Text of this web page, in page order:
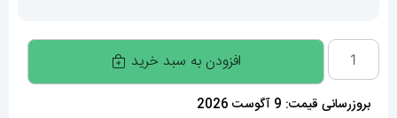
ساعت
زنانه
کارتیه
افزودن به سبد خرید
بروزرسانی قیمت: 9 آگوست 2026